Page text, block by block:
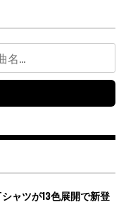
ャツが13色展開で新登